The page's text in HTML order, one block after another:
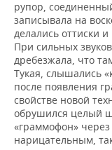
рупор,
записывала на
делались оттиски
При сильных
дребезжала, что
Тукая, слышались
после появления
свойстве новой
обрушился целый
«граммофон»
нарицательным,